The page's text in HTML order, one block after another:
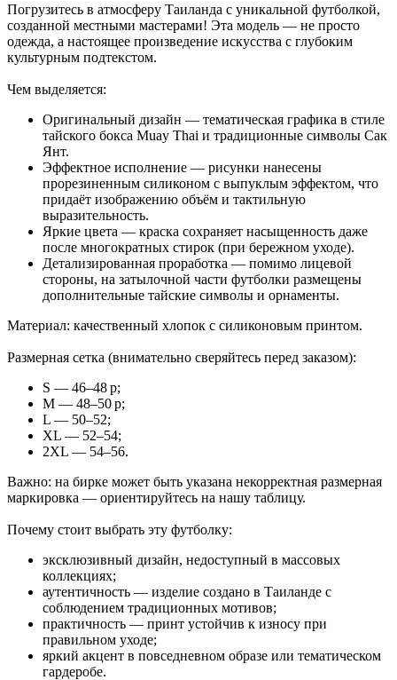
Погрузитесь в атмосферу Таиланда с уникальной футболкой,
созданной местными мастерами! Эта модель — не просто
одежда, а настоящее произведение искусства с глубоким
культурным подтекстом.
Чем выделяется:
Оригинальный дизайн — тематическая графика в стиле
тайского бокса Muay Thai и традиционные символы Сак
Янт.
Эффектное исполнение — рисунки нанесены
прорезиненным силиконом с выпуклым эффектом, что
придаёт изображению объём и тактильную
выразительность.
Яркие цвета — краска сохраняет насыщенность даже
после многократных стирок (при бережном уходе).
Детализированная проработка — помимо лицевой
стороны, на затылочной части футболки размещены
дополнительные тайские символы и орнаменты.
Материал: качественный хлопок с силиконовым принтом.
Размерная сетка (внимательно сверяйтесь перед заказом):
S — 46–48 р;
M — 48–50 р;
L — 50–52;
XL — 52–54;
2XL — 54–56.
Важно: на бирке может быть указана некорректная размерная
маркировка — ориентируйтесь на нашу таблицу.
Почему стоит выбрать эту футболку:
эксклюзивный дизайн, недоступный в массовых
коллекциях;
аутентичность — изделие создано в Таиланде с
соблюдением традиционных мотивов;
практичность — принт устойчив к износу при
правильном уходе;
яркий акцент в повседневном образе или тематическом
гардеробе.